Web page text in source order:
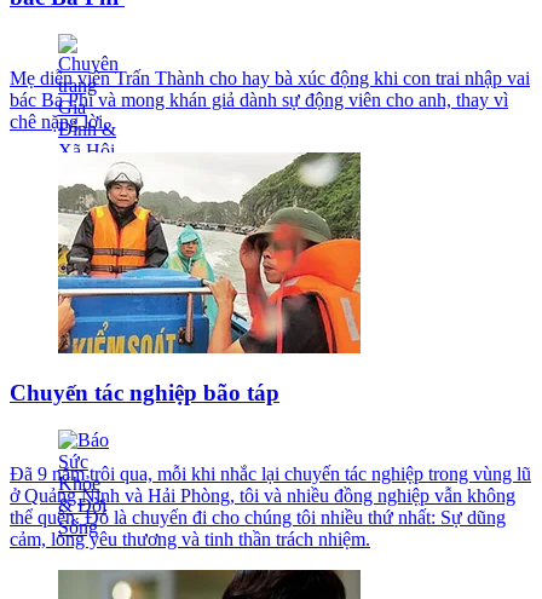
Mẹ diễn viên Trấn Thành cho hay bà xúc động khi con trai nhập vai
bác Ba Phi và mong khán giả dành sự động viên cho anh, thay vì
chê nặng lời.
Chuyến tác nghiệp bão táp
Đã 9 năm trôi qua, mỗi khi nhắc lại chuyến tác nghiệp trong vùng lũ
ở Quảng Ninh và Hải Phòng, tôi và nhiều đồng nghiệp vẫn không
thể quên. Đó là chuyến đi cho chúng tôi nhiều thứ nhất: Sự dũng
cảm, lòng yêu thương và tinh thần trách nhiệm.